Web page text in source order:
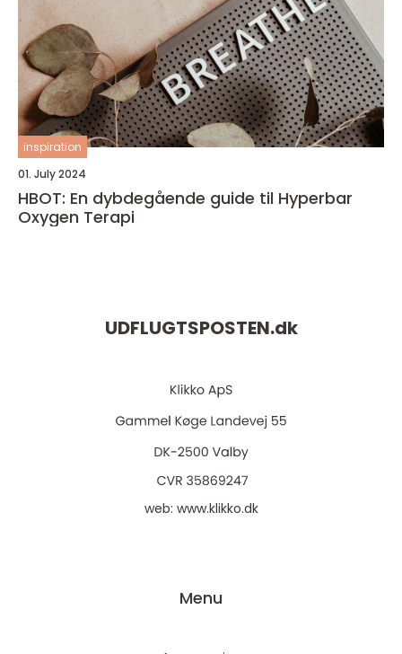
inspiration
01. July 2024
HBOT: En dybdegående guide til Hyperbar
Oxygen Terapi
UDFLUGTSPOSTEN.dk
web: www.klikko.dk
Menu